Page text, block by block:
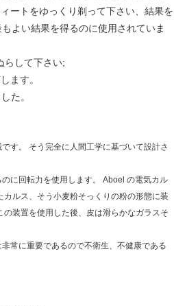
ートをゆっくり剃って下さい、結果を
よい結果を得るのに使用されていま
らして下さい;
ます。
た。
す。 そう完全に人間工学に基づいて設計さ
に回転力を使用します。 Aboel の電気カル
カルス、そう小麦粉そっくりの粉の形態に装
装置を使用した後、皮は滑らかなガラスそ
常に重要であるので不衛生、不健康である